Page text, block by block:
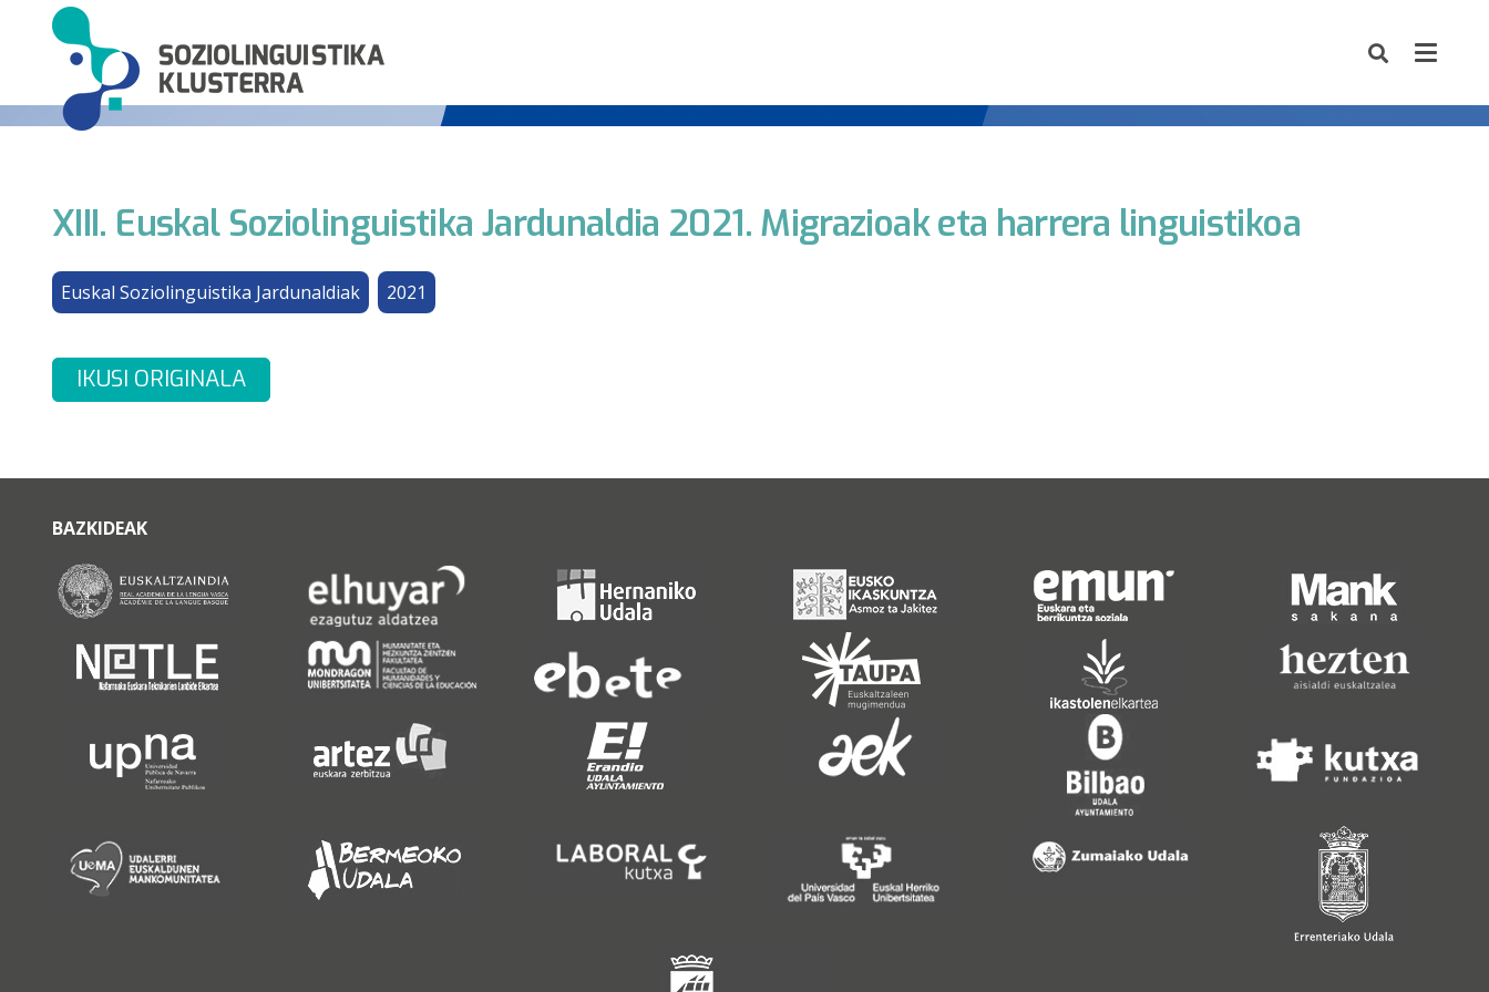
XIII. Euskal Soziolinguistika Jardunaldia 2021. Migrazioak eta harrera linguistikoa
Euskal Soziolinguistika Jardunaldiak 2021
IKUSI ORIGINALA
BAZKIDEAK